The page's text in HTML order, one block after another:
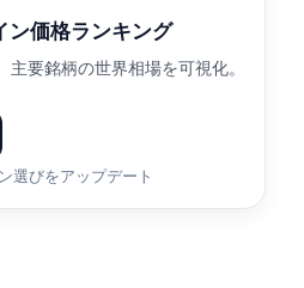
ン価格ランキング
要銘柄の世界相場を可視化。
選びをアップデート